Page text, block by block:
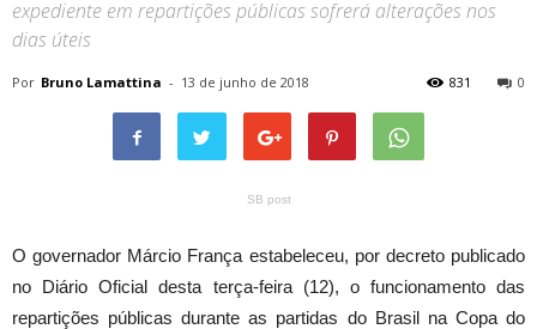
expediente em repartições públicas sofrerá alterações nos
dias úteis
Por Bruno Lamattina - 13 de junho de 2018 0
831
SB post
O governador Márcio França estabeleceu, por decreto publicado
no Diário Oficial desta terça-feira (12), o funcionamento das
repartições públicas durante as partidas do Brasil na Copa do